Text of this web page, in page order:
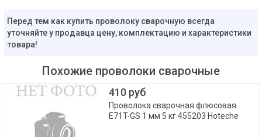
Перед тем как купить проволоку сварочную всегда
уточняйте у продавца цену, комплектацию и характеристики
товара!
Похожие проволоки сварочные
410 руб
Проволока сварочная флюсовая
E71T-GS 1 мм 5 кг 455203 Hoteche